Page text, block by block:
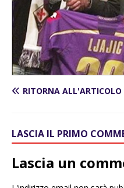
RITORNA ALL'ARTICOLO
LASCIA IL PRIMO
Lascia un